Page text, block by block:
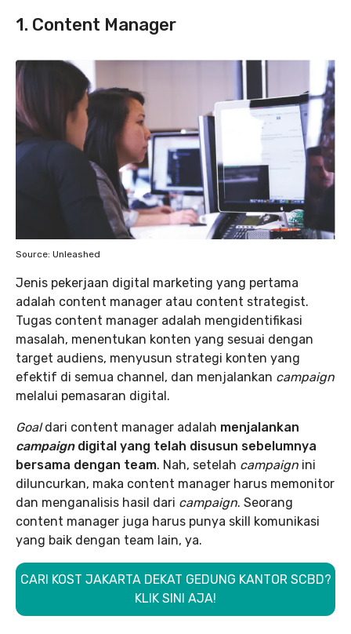
1. Content Manager
Source: Unleashed
Jenis pekerjaan digital marketing yang pertama
adalah content manager atau content strategist.
Tugas content manager adalah mengidentifikasi
masalah, menentukan konten yang sesuai dengan
target audiens, menyusun strategi konten yang
efektif di semua channel, dan menjalankan campaign
melalui pemasaran digital.
Goaldari content manager adalah menjalankan
campaigndigital yang telah disusun sebelumnya
bersama dengan team. Nah, setelah campaign ini
diluncurkan, maka content manager harus memonitor
dan menganalisis hasil dari campaign. Seorang
content manager juga harus punya skill komunikasi
yang baik dengan team lain, ya.
CARI KOST JAKARTA DEKAT GEDUNG KANTOR SCBD?
KLIK SINI AJA!